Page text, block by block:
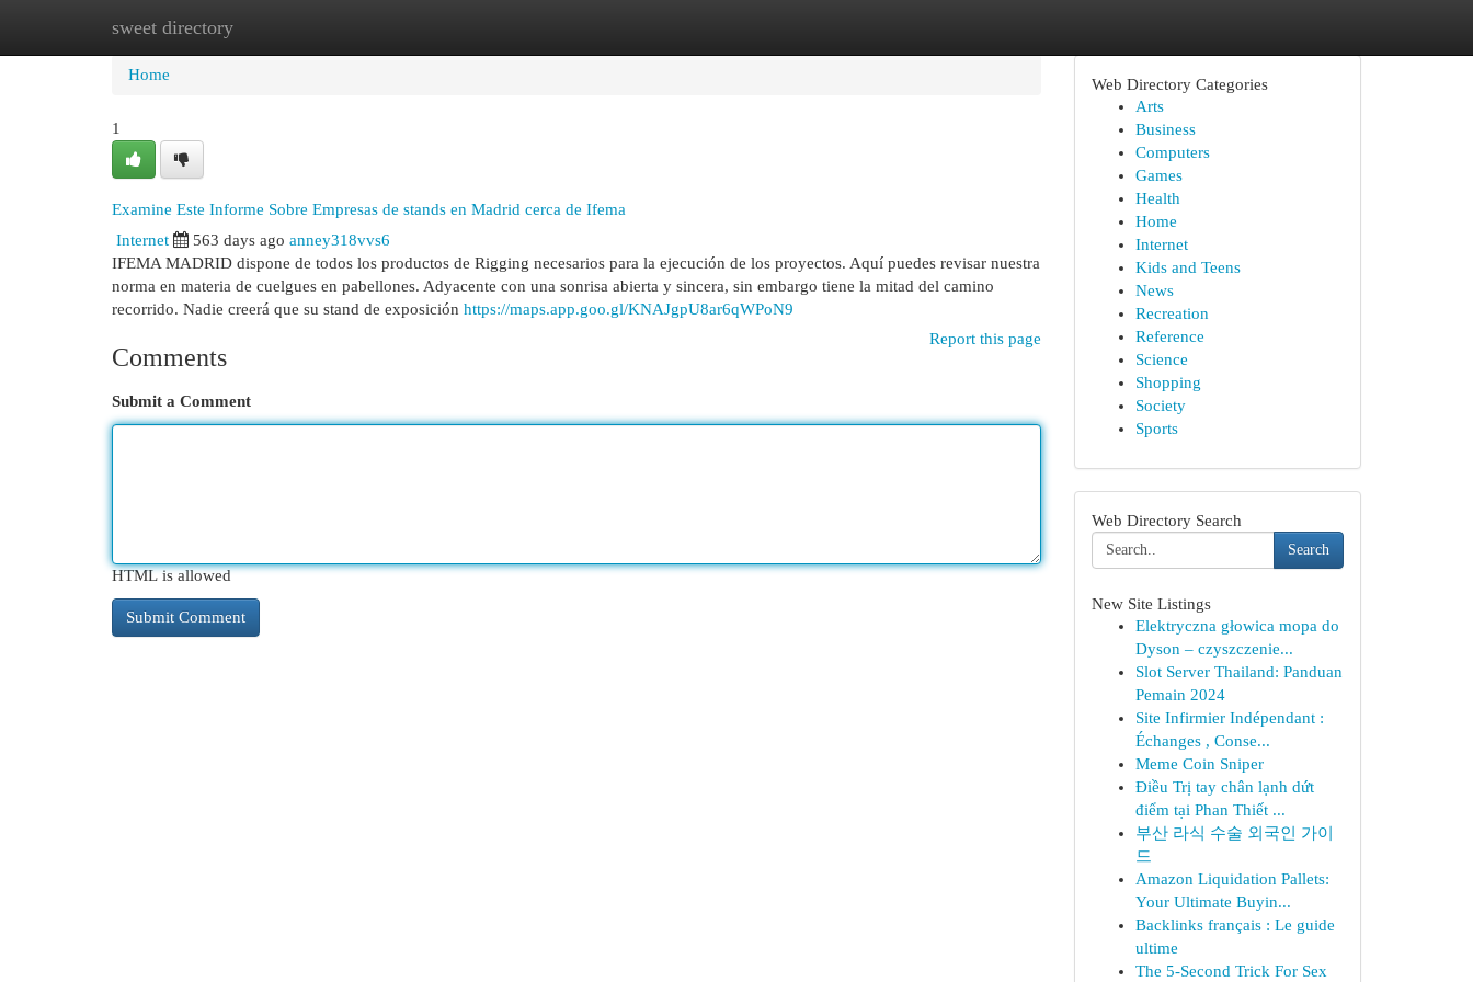
sweet directory
Home New Site Listings
Home
1
Examine Este Informe Sobre Empresas de stands en Madrid cerca de Ifema
Internet 563 days ago anney318vvs6
IFEMA MADRID dispone de todos los productos de Rigging necesarios para la ejecución de los proyectos. Aquí puedes revisar nuestra
norma en materia de cuelgues en pabellones. Adyacente con una sonrisa abierta y sincera, sin embargo tiene la mitad del camino
recorrido. Nadie creerá que su stand de exposición https://maps.app.goo.gl/KNAJgpU8ar6qWPoN9
Report this page
Comments
Submit a Comment
HTML is allowed
Web Directory Categories
Arts
Business
Computers
Games
Health
Home
Internet
Kids and Teens
News
Recreation
Reference
Science
Shopping
Society
Sports
Web Directory Search
Search
New Site Listings
Elektryczna głowica mopa do
Dyson – czyszczenie...
Slot Server Thailand: Panduan
Pemain 2024
Site Infirmier Indépendant :
Échanges , Conse...
Meme Coin Sniper
Điều Trị tay chân lạnh dứt
điểm tại Phan Thiết ...
부산 라식 수술 외국인 가이
드
Amazon Liquidation Pallets:
Your Ultimate Buyin...
Backlinks français : Le guide
ultime
The 5-Second Trick For Sex